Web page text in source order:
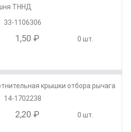
ТННД
33-1106306
1,50 ₽ 0 шт.
крышки отбора рычага
14-1702238
2,20 ₽ 0 шт.